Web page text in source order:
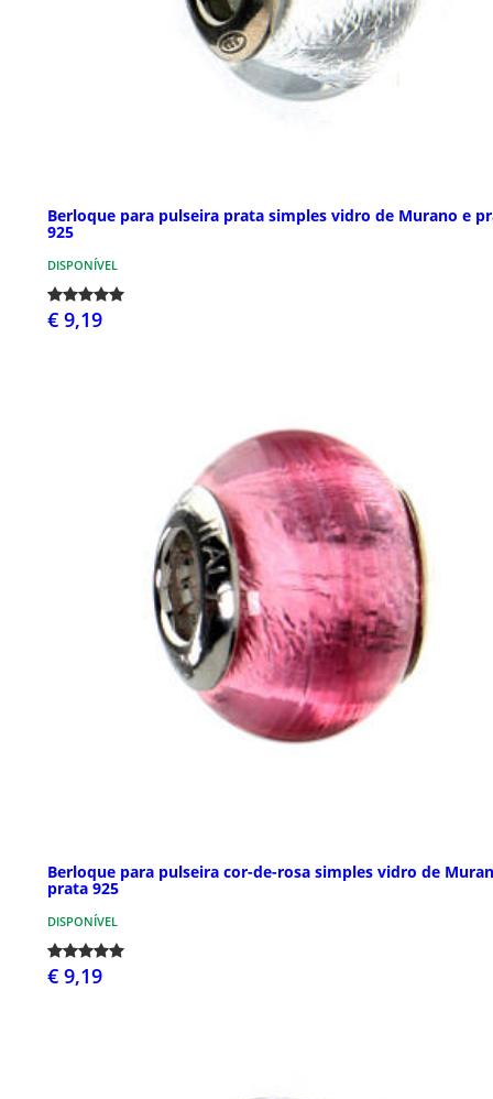
Berloque para pulseira prata simples vidro de Murano e
925
DISPONÍVEL
€ 9,19
Berloque para pulseira cor-de-rosa simples vidro de
prata 925
DISPONÍVEL
€ 9,19